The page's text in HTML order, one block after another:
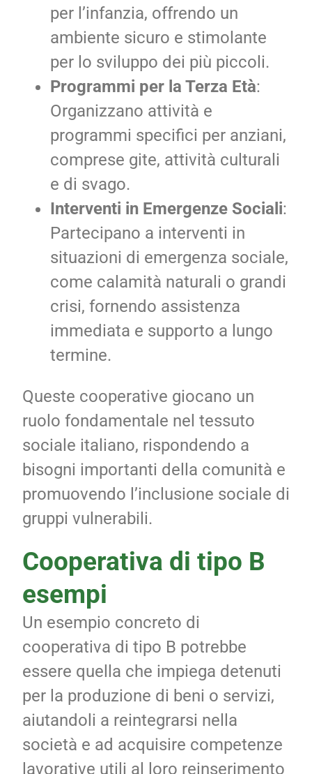
per l’infanzia, offrendo un
ambiente sicuro e stimolante
per lo sviluppo dei più piccoli.
Programmi per la Terza Età:
Organizzano attività e
programmi specifici per anziani,
comprese gite, attività culturali
e di svago.
Interventi in Emergenze Sociali:
Partecipano a interventi in
situazioni di emergenza sociale,
come calamità naturali o grandi
crisi, fornendo assistenza
immediata e supporto a lungo
termine.
Queste cooperative giocano un
ruolo fondamentale nel tessuto
sociale italiano, rispondendo a
bisogni importanti della comunità e
promuovendo l’inclusione sociale di
gruppi vulnerabili.
Cooperativa di tipo B
esempi
Un esempio concreto di
cooperativa di tipo B potrebbe
essere quella che impiega detenuti
per la produzione di beni o servizi,
aiutandoli a reintegrarsi nella
società e ad acquisire competenze
lavorative utili al loro reinserimento